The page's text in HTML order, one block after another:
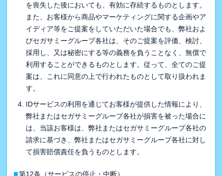
を喪失した後においても、有効に存続するものとします。
また、お客様から商品やマーケティングに関する企画やア
イディア等をご提案をしていただいた場合でも、弊社およ
びセガサミーグループ各社は、そのご提案を評価、検討、
採用し、又は秘密にする等の義務を負うことなく、無償で
利用することができるものとします。従って、全てのご提
案は、これに同意の上で行われたものとして取り扱われま
す。
IDサービスの利用を通じてお客様が提供した情報により、
弊社またはセガサミーグループ各社が損害を被った場合に
は、当該お客様は、弊社またはセガサミーグループ各社の
請求に基づき、弊社またはセガサミーグループ各社に対し
て損害賠償責任を負うものとします。
■第12条（サービスの停止・中断）